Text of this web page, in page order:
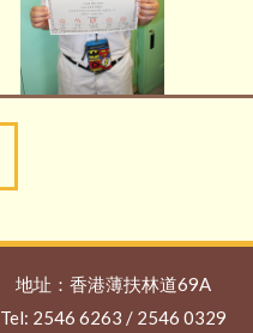
地址：香港薄扶林道69A
Tel: 2546 6263 / 2546 0329